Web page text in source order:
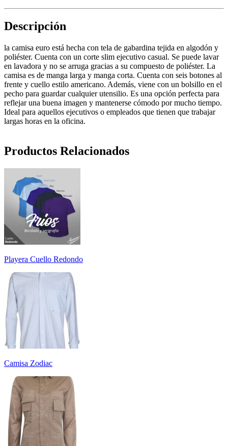
Descripción
la camisa euro está hecha con tela de gabardina tejida en algodón y
poliéster. Cuenta con un corte slim ejecutivo casual. Se puede lavar
en lavadora y no se arruga gracias a su compuesto de poliéster. La
camisa es de manga larga y manga corta. Cuenta con seis botones al
frente y cuello estilo americano. Además, viene con un bolsillo en el
pecho para guardar cualquier utensilio. Es una opción perfecta para
reflejar una buena imagen y mantenerse cómodo por mucho tiempo.
Ideal para aquellos ejecutivos o empleados que tienen que trabajar
largas horas en la oficina.
Productos Relacionados
Playera Cuello Redondo
Camisa Zodiac